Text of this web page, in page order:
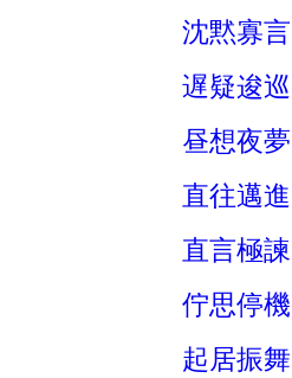
沈黙寡言
遅疑逡巡
昼想夜夢
直往邁進
直言極諫
佇思停機
起居振舞